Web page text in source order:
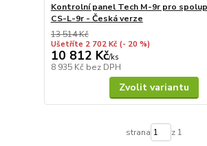
Kontrolní panel Tech M-9r pro
CS-L-9r - Česká verze
13 514 Kč
Ušetříte 2 702 Kč (- 20 %)
10 812 Kč/ks
8 935 Kč bez DPH
Zvolit variantu
strana z 1